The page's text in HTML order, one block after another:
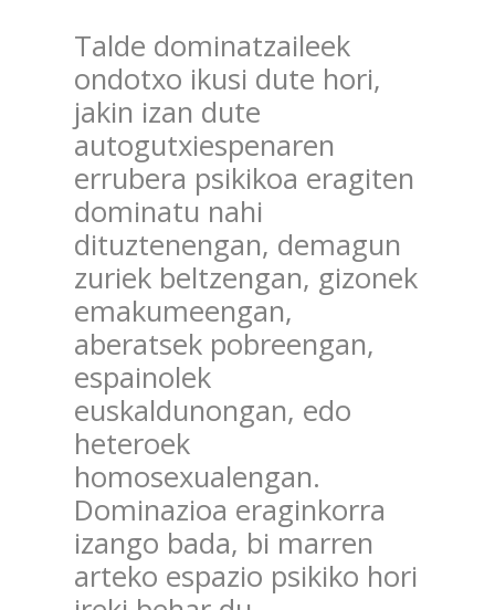
Talde dominatzaileek
ondotxo ikusi dute hori,
jakin izan dute
autogutxiespenaren
errubera psikikoa eragiten
dominatu nahi
dituztenengan, demagun
zuriek beltzengan, gizonek
emakumeengan,
aberatsek pobreengan,
espainolek
euskaldunongan, edo
heteroek
homosexualengan.
Dominazioa eraginkorra
izango bada, bi marren
arteko espazio psikiko hori